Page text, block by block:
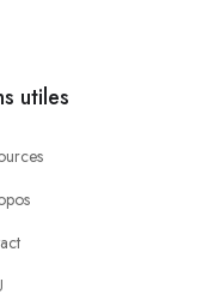
utiles